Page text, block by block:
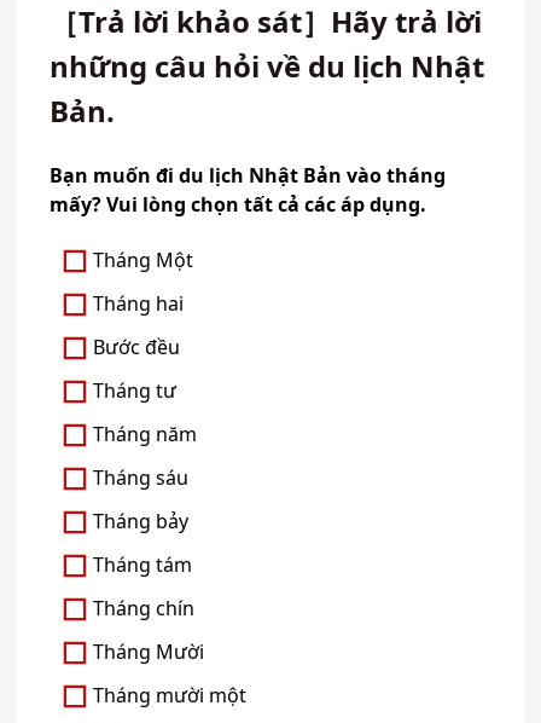
［Trả lời khảo sát］Hãy trả lời
những câu hỏi về du lịch Nhật
Bản.
Bạn muốn đi du lịch Nhật Bản vào tháng
mấy? Vui lòng chọn tất cả các áp dụng.
Tháng Một
Tháng hai
Bước đều
Tháng tư
Tháng năm
Tháng sáu
Tháng bảy
Tháng tám
Tháng chín
Tháng Mười
Tháng mười một